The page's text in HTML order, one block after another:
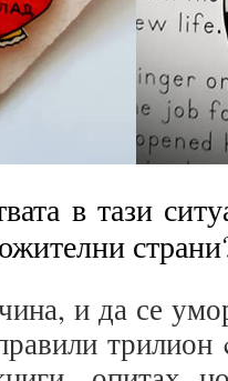
в тази
и да се
трилион